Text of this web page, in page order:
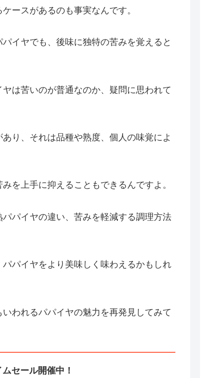
ースがあるのも事実なんです。
イヤでも、後味に独特の苦みを覚えると
は苦いのが普通なのか、疑問に思われて
り、それは品種や熟度、個人の味覚によ
を上手に抑えることもできるんですよ。
パイヤの違い、苦みを軽減する調理方法
パイヤをより美味しく味わえるかもしれ
われるパパイヤの魅力を再発見してみて
セール開催中！